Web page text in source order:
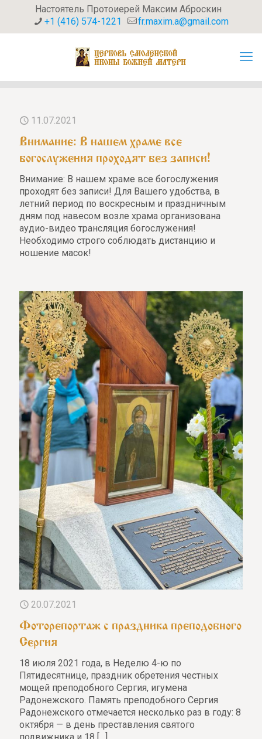
Настоятель Протоиерей Максим Аброскин
+1 (416) 574-1221
fr.maxim.a@gmail.com
11.07.2021
Внимание: В нашем храме все
богослужения проходят без записи!
Внимание: В нашем храме все богослужения
проходят без записи! Для Вашего удобства, в
летний период по воскресным и праздничным
дням под навесом возле храма организована
аудио-видео трансляция богослужения!
Необходимо строго соблюдать дистанцию и
ношение масок!
20.07.2021
Фоторепортаж с праздника преподобного
Сергия
18 июля 2021 года, в Неделю 4-ю по
Пятидесятнице, праздник обретения честных
мощей преподобного Сергия, игумена
Радонежского. Память преподобного Сергия
Радонежского отмечается несколько раз в году: 8
октября — в день преставления святого